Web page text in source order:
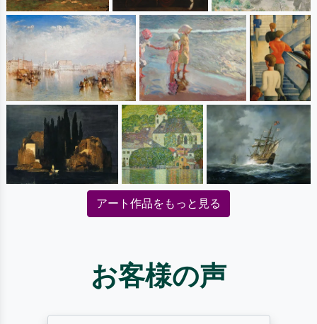
アート作品をもっと見る
お客様の声